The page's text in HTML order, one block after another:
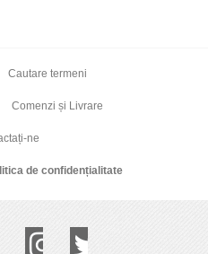
Cautare termeni
Comenzi și Livrare
ne
de confidențialitate